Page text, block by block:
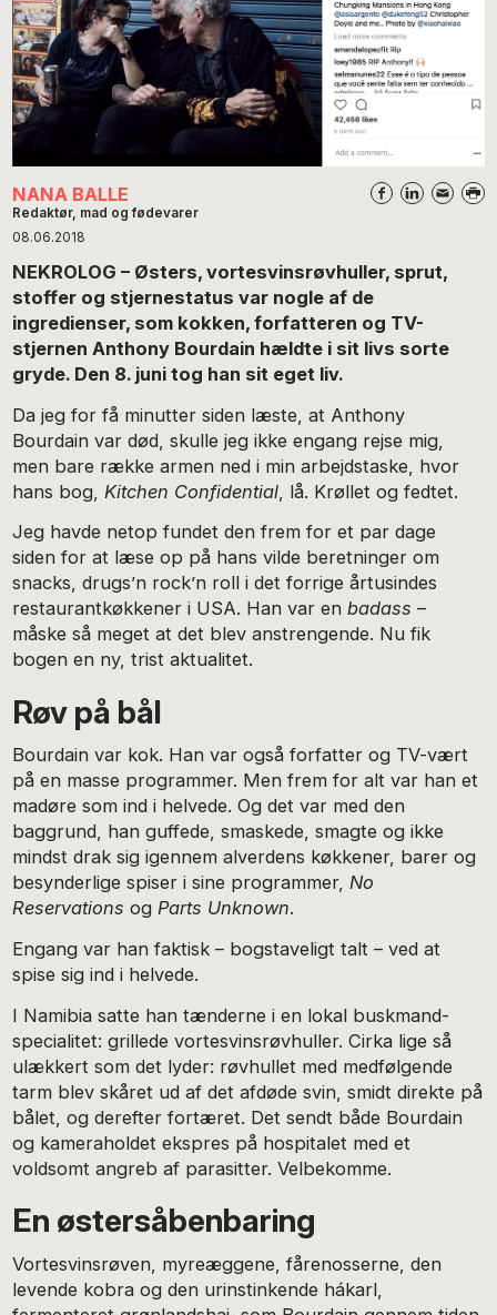
NANA BALLE
Redaktør, mad og fødevarer
08.06.2018
NEKROLOG – Østers, vortesvinsrøvhuller, sprut,
stoffer og stjernestatus var nogle af de
ingredienser, som kokken, forfatteren og TV-
stjernen Anthony Bourdain hældte i sit livs sorte
gryde. Den 8. juni tog han sit eget liv.
Da jeg for få minutter siden læste, at Anthony
Bourdain var død, skulle jeg ikke engang rejse mig,
men bare række armen ned i min arbejdstaske, hvor
hans bog, Kitchen Confidential , lå. Krøllet og fedtet.
Jeg havde netop fundet den frem for et par dage
siden for at læse op på hans vilde beretninger om
snacks, drugs’n rock’n roll i det forrige årtusindes
restaurantkøkkener i USA. Han var enbadass–
måske så meget at det blev anstrengende. Nu fik
bogen en ny, trist aktualitet.
Røv på bål
Bourdain var kok. Han var også forfatter og TV-vært
på en masse programmer. Men frem for alt var han et
madøre som ind i helvede. Og det var med den
baggrund, han guffede, smaskede, smagte og ikke
mindst drak sig igennem alverdens køkkener, barer og
besynderlige spiser i sine programmer,No
ReservationsogParts Unknown.
Engang var han faktisk – bogstaveligt talt – ved at
spise sig ind i helvede.
I Namibia satte han tænderne i en lokal buskmand-
specialitet: grillede vortesvinsrøvhuller. Cirka lige så
ulækkert som det lyder: røvhullet med medfølgende
tarm blev skåret ud af det afdøde svin, smidt direkte på
bålet, og derefter fortæret. Det sendt både Bourdain
og kameraholdet ekspres på hospitalet med et
voldsomt angreb af parasitter. Velbekomme.
En østersåbenbaring
Vortesvinsrøven, myreæggene, fårenosserne, den
levende kobra og den urinstinkende hákarl,